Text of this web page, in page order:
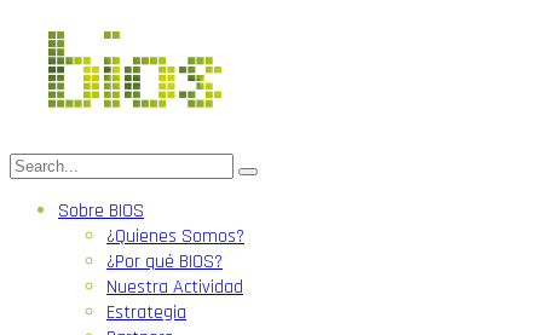
Sobre BIOS
¿Quienes Somos?
¿Por qué BIOS?
Nuestra Actividad
Estrategia